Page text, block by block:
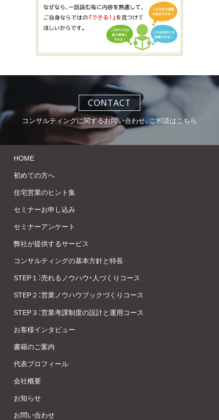
CONTACT
コンサルティングに関するお問い合わせ、ご相談はこちら
HOME
初めての方へ
住宅営業のヒント集
セミナーお申し込み
セミナーアンケート
弊社が提供するサービス
コンサルティングの基本方針と特長
STEP１：売れるノウハウ・人づくりコース
STEP２：営業ノウハウブックづくりコース
STEP３：営業考課制度の設計と運用コース
お客様インタビュー
書籍のご案内
代表プロフィール
会社概要
お知らせ
お問い合わせ